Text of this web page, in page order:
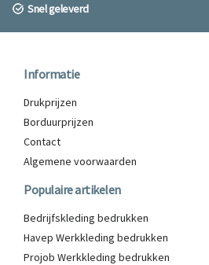
Snel geleverd
Informatie
Drukprijzen
Borduurprijzen
Contact
Algemene voorwaarden
Populaire artikelen
Bedrijfskleding bedrukken
Havep Werkkleding bedrukken
Projob Werkkleding bedrukken